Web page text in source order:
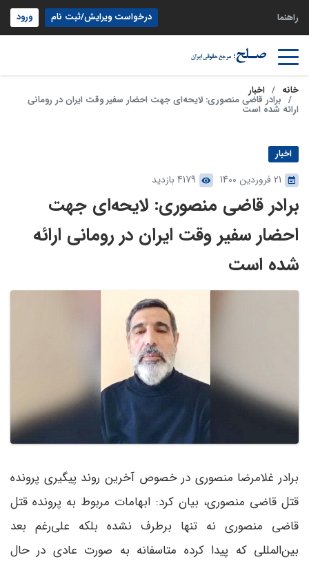
راهنما درخواست ویرایش/ثبت نام ورود
خانه اخبار
برادر قاضی منصوری: لایحه‌ای جهت احضار سفیر وقت ایران در رومانی
ارائه شده است
اخبار
21 فروردین 1400 4179 بازدید
برادر قاضی منصوری: لایحه‌ای جهت
احضار سفیر وقت ایران در رومانی ارائه
شده است
برادر غلامرضا منصوری در خصوص آخرین روند پیگیری پرونده
قتل قاضی منصوری، بیان کرد: ابهامات مربوط به پرونده قتل
قاضی منصوری نه تنها برطرف نشده بلکه علی‌رغم بعد
بین‌المللی که پیدا کرده متاسفانه به صورت عادی در حال